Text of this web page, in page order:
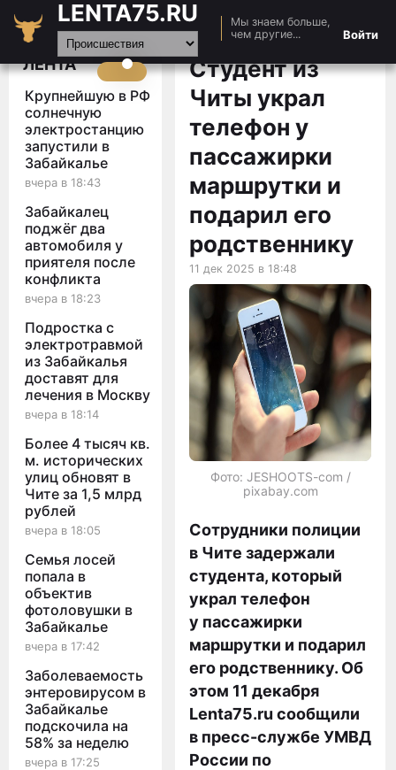
LENTA75.RU
Мы знаем больше,
чем другие...
Войти
Главная
Новости
Видео
Статьи
ЛЕНТА
Крупнейшую в РФ
солнечную
электростанцию
запустили в
Забайкалье
вчера в 18:43
Забайкалец
поджёг два
автомобиля у
приятеля после
конфликта
вчера в 18:23
Подростка с
электротравмой
из Забайкалья
доставят для
лечения в Москву
вчера в 18:14
Более 4 тысяч кв.
м. исторических
улиц обновят в
Чите за 1,5 млрд
рублей
вчера в 18:05
Семья лосей
попала в
объектив
фотоловушки в
Забайкалье
вчера в 17:42
Заболеваемость
энтеровирусом в
Забайкалье
подскочила на
58% за неделю
вчера в 17:25
Студент из
Читы украл
телефон у
пассажирки
маршрутки и
подарил его
родственнику
11 дек 2025 в 18:48
Фото: JESHOOTS-com /
pixabay.com
Сотрудники полиции
в Чите задержали
студента, который
украл телефон
у пассажирки
маршрутки и подарил
его родственнику. Об
этом 11 декабря
Lenta75.ru сообщили
в пресс-службе УМВД
России по